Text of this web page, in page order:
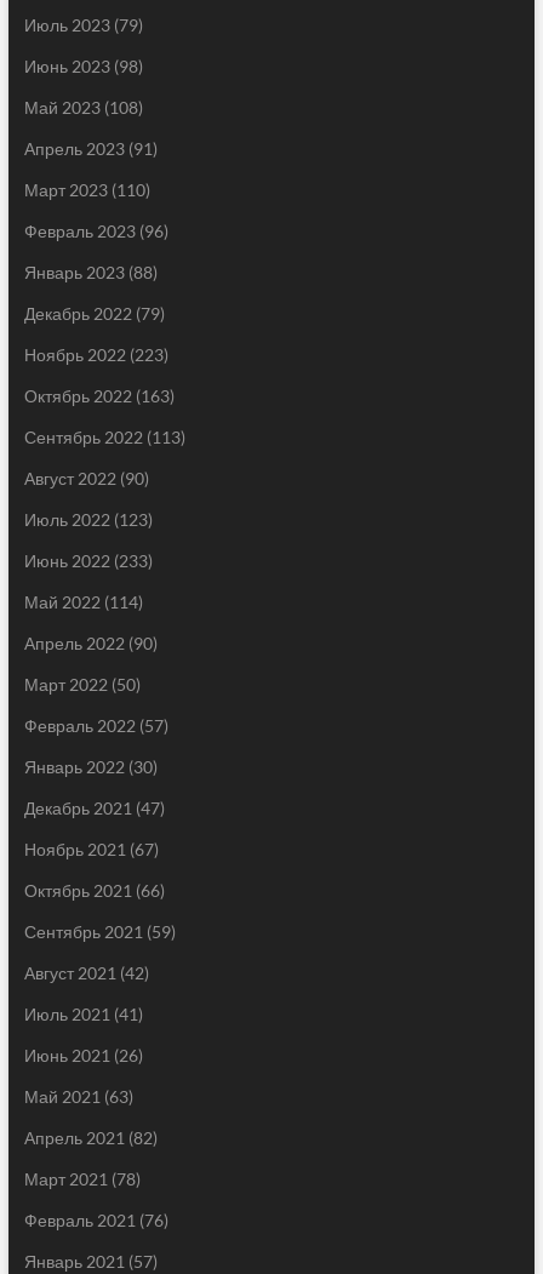
Июль 2023(79)
Июнь 2023(98)
Май 2023(108)
Апрель 2023(91)
Март 2023(110)
Февраль 2023(96)
Январь 2023(88)
Декабрь 2022 (79)
Ноябрь 2022 (223)
Октябрь 2022 (163)
Сентябрь 2022 (113)
Август 2022 (90)
Июль 2022 (123)
Июнь 2022 (233)
Май 2022 (114)
Апрель 2022 (90)
Март 2022 (50)
Февраль 2022 (57)
Январь 2022 (30)
Декабрь 2021 (47)
Ноябрь 2021 (67)
Октябрь 2021 (66)
Сентябрь 2021 (59)
Август 2021 (42)
Июль 2021 (41)
Июнь 2021 (26)
Май 2021 (63)
Апрель 2021 (82)
Март 2021 (78)
Февраль 2021 (76)
Январь 2021 (57)